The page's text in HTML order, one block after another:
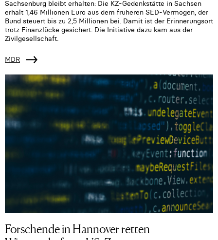
Sachsenburg bleibt erhalten: Die KZ-Gedenkstätte in Sachsen
erhält 1,46 Millionen Euro aus dem früheren SED-Vermögen, der
Bund steuert bis zu 2,5 Millionen bei. Damit ist der Erinnerungsort
trotz Finanzlücke gesichert. Die Initiative dazu kam aus der
Zivilgesellschaft.
MDR
Forschende in Hannover retten